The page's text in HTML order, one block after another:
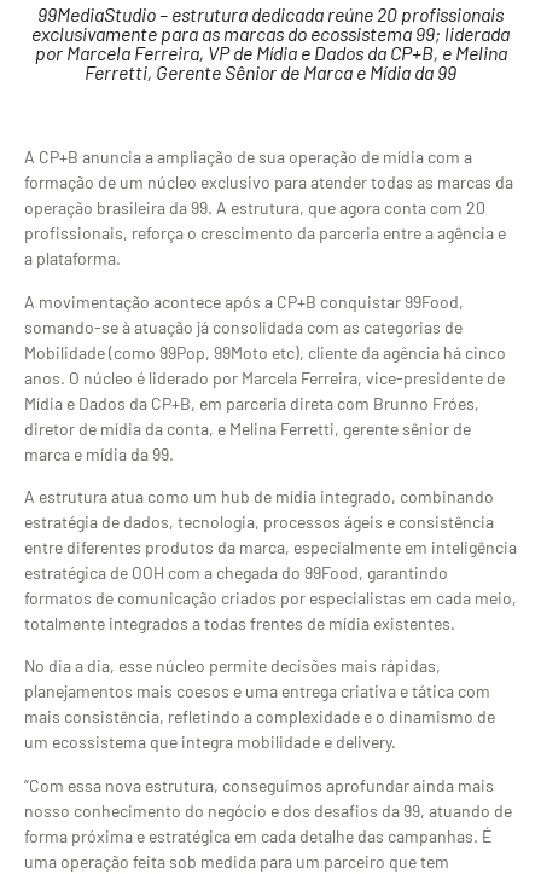
99MediaStudio – estrutura dedicada reúne 20 profissionais
exclusivamente para as marcas do ecossistema 99; liderada
por Marcela Ferreira, VP de Mídia e Dados da CP+B, e Melina
Ferretti, Gerente Sênior de Marca e Mídia da 99
A CP+B anuncia a ampliação de sua operação de mídia com a
formação de um núcleo exclusivo para atender todas as marcas da
operação brasileira da 99. A estrutura, que agora conta com 20
profissionais, reforça o crescimento da parceria entre a agência e
a plataforma.
A movimentação acontece após a CP+B conquistar 99Food,
somando-se à atuação já consolidada com as categorias de
Mobilidade (como 99Pop, 99Moto etc), cliente da agência há cinco
anos. O núcleo é liderado por Marcela Ferreira, vice-presidente de
Mídia e Dados da CP+B, em parceria direta com Brunno Fróes,
diretor de mídia da conta, e Melina Ferretti, gerente sênior de
marca e mídia da 99.
A estrutura atua como um hub de mídia integrado, combinando
estratégia de dados, tecnologia, processos ágeis e consistência
entre diferentes produtos da marca, especialmente em inteligência
estratégica de OOH com a chegada do 99Food, garantindo
formatos de comunicação criados por especialistas em cada meio,
totalmente integrados a todas frentes de mídia existentes.
No dia a dia, esse núcleo permite decisões mais rápidas,
planejamentos mais coesos e uma entrega criativa e tática com
mais consistência, refletindo a complexidade e o dinamismo de
um ecossistema que integra mobilidade e delivery.
“Com essa nova estrutura, conseguimos aprofundar ainda mais
nosso conhecimento do negócio e dos desafios da 99, atuando de
forma próxima e estratégica em cada detalhe das campanhas. É
uma operação feita sob medida para um parceiro que tem